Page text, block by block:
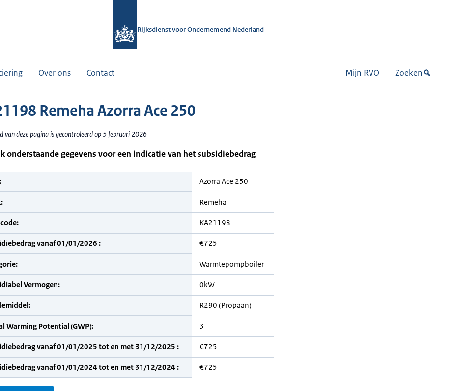
Rijksdienst voor Ondernemend Nederland
Over ons Contact Mijn RVO Zoeken
Remeha Azorra Ace 250
van deze pagina is gecontroleerd op 5 februari 2026
onderstaande gegevens voor een indicatie van het subsidiebedrag
Azorra Ace 250
Remeha
KA21198
vanaf 01/01/2026 : €725
Warmtepompboiler
Vermogen: 0kW
R290 (Propaan)
Warming Potential (GWP): 3
vanaf 01/01/2025 tot en met 31/12/2025 : €725
vanaf 01/01/2024 tot en met 31/12/2024 : €725